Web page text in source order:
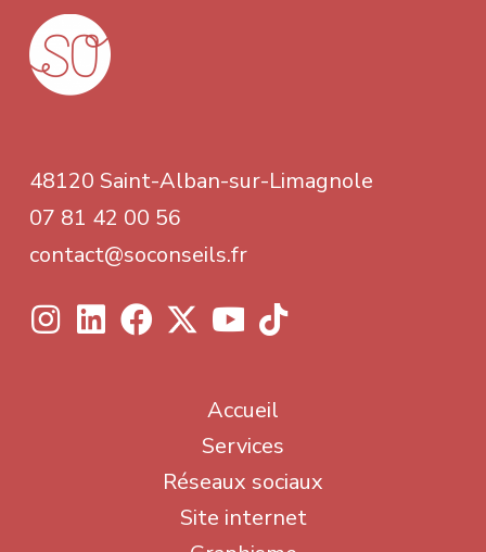
48120 Saint-Alban-sur-Limagnole
07 81 42 00 56
contact@soconseils.fr
Accueil
Services
Réseaux sociaux
Site internet